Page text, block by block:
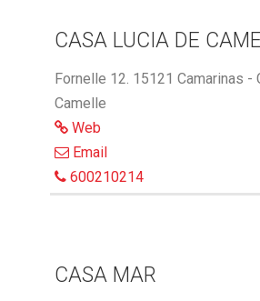
CASA LUCIA DE
Fornelle 12. 15121 Camarinas -
Camelle
Web
Email
600210214
CASA MAR